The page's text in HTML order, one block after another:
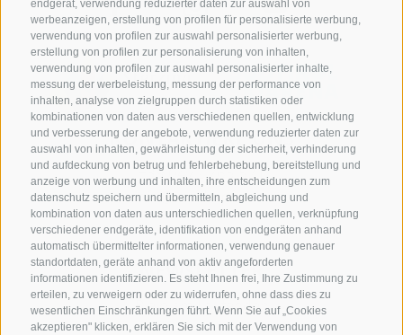
endgerät, verwendung reduzierter daten zur auswahl von
werbeanzeigen, erstellung von profilen für personalisierte werbung,
verwendung von profilen zur auswahl personalisierter werbung,
erstellung von profilen zur personalisierung von inhalten,
verwendung von profilen zur auswahl personalisierter inhalte,
messung der werbeleistung, messung der performance von
inhalten, analyse von zielgruppen durch statistiken oder
kombinationen von daten aus verschiedenen quellen, entwicklung
und verbesserung der angebote, verwendung reduzierter daten zur
auswahl von inhalten, gewährleistung der sicherheit, verhinderung
und aufdeckung von betrug und fehlerbehebung, bereitstellung und
anzeige von werbung und inhalten, ihre entscheidungen zum
datenschutz speichern und übermitteln, abgleichung und
kombination von daten aus unterschiedlichen quellen, verknüpfung
verschiedener endgeräte, identifikation von endgeräten anhand
automatisch übermittelter informationen, verwendung genauer
standortdaten, geräte anhand von aktiv angeforderten
informationen identifizieren. Es steht Ihnen frei, Ihre Zustimmung zu
erteilen, zu verweigern oder zu widerrufen, ohne dass dies zu
wesentlichen Einschränkungen führt. Wenn Sie auf „Cookies
akzeptieren" klicken, erklären Sie sich mit der Verwendung von
KONTAKTIERE UNS
+39 0472 765 521
info@rosskopf.com
NEWSLETTER
Bleib am Laufenden